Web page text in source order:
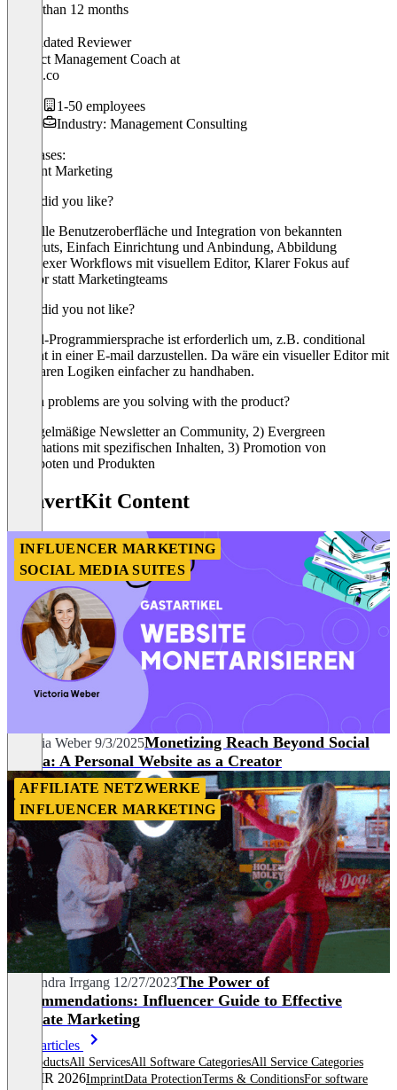
Older than 12 months
Validated Reviewer
Product Management Coach at
herbig.co
1-50 employees
Industry: Management Consulting
Use cases:
Content Marketing
What did you like?
Schnelle Benutzeroberfläche und Integration von bekannten
Shortcuts, Einfach Einrichtung und Anbindung, Abbildung
komplexer Workflows mit visuellem Editor, Klarer Fokus auf
Creator statt Marketingteams
What did you not like?
Liquid-Programmiersprache ist erforderlich um, z.B. conditional
content in einer E-mail darzustellen. Da wäre ein visueller Editor mit
sichtbaren Logiken einfacher zu handhaben.
Which problems are you solving with the product?
1) Regelmäßige Newsletter an Community, 2) Evergreen
Automations mit spezifischen Inhalten, 3) Promotion von
Angeboten und Produkten
ConvertKit Content
INFLUENCER MARKETING
SOCIAL MEDIA SUITES
Victoria Weber 9/3/2025Monetizing Reach Beyond Social
Media: A Personal Website as a Creator
AFFILIATE NETZWERKE
INFLUENCER MARKETING
Alexandra Irrgang 12/27/2023The Power of
Recommendations: Influencer Guide to Effective
Affiliate Marketing
More articles
All productsAll ServicesAll Software CategoriesAll Service Categories
© OMR 2026ImprintData ProtectionTerms & ConditionsFor software